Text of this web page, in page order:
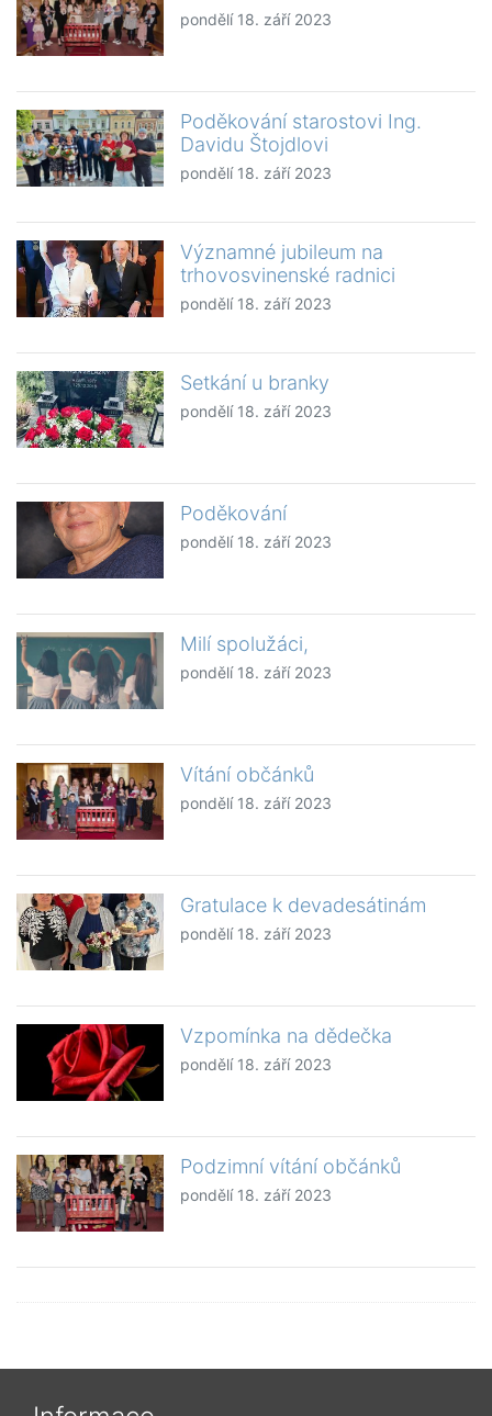
pondělí 18. září 2023
Poděkování starostovi Ing.
Davidu Štojdlovi
pondělí 18. září 2023
Významné jubileum na
trhovosvinenské radnici
pondělí 18. září 2023
Setkání u branky
pondělí 18. září 2023
Poděkování
pondělí 18. září 2023
Milí spolužáci,
pondělí 18. září 2023
Vítání občánků
pondělí 18. září 2023
Gratulace k devadesátinám
pondělí 18. září 2023
Vzpomínka na dědečka
pondělí 18. září 2023
Podzimní vítání občánků
pondělí 18. září 2023